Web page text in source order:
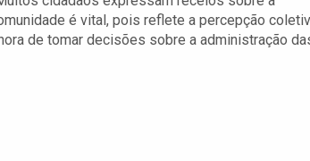
é vital, pois reflete a percepção
de tomar decisões sobre a administração